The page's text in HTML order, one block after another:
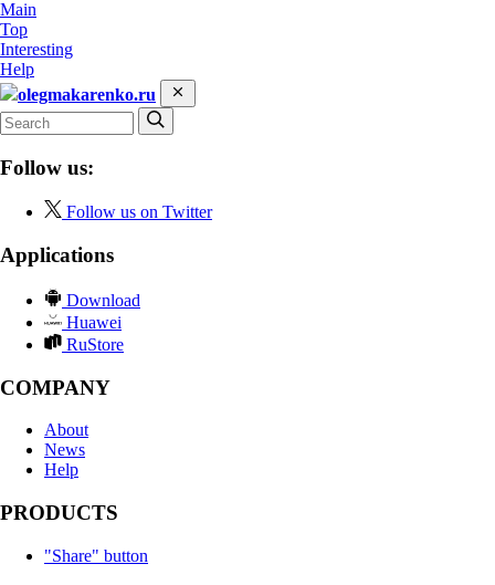
Main
Top
Interesting
Help
olegmakarenko.ru
Follow us:
Follow us on Twitter
Applications
Download
Huawei
RuStore
COMPANY
About
News
Help
PRODUCTS
"Share" button